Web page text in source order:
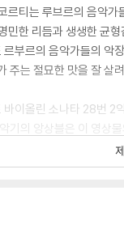
티는 루브르의 음악
한 리듬과 생생한 균
부르의 음악가들의
주는 절묘한 맛을 잘 살
이올린 소나타 28번
기의 앙상블은 이 영
은 시대악기가 일구는